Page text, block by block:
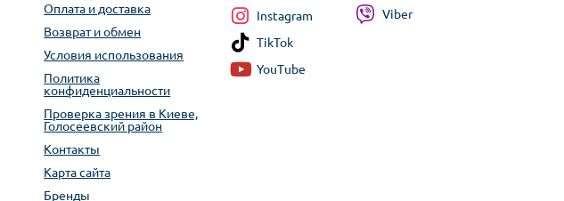
Оплата и доставка
Возврат и обмен
Условия использования
Политика
конфиденциальности
Проверка зрения в Киеве,
Голосеевский район
Контакты
Карта сайта
Бренды
Instagram
TikTok
YouTube
Viber